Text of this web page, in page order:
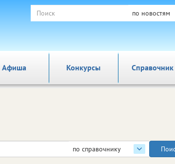
по новостям
Афиша Справочник
Конкурсы
по справочнику